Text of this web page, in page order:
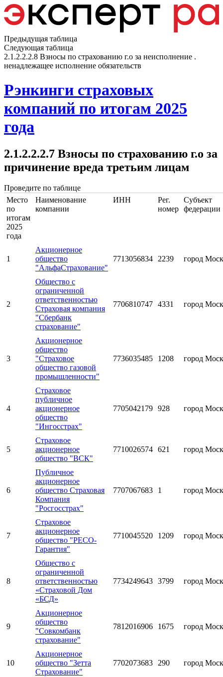
Предыдущая таблица
Следующая таблица
2.1.2.2.2.8 Взносы по страхованию г.о за неисполнение .
ненадлежащее исполнение обязательств
Рэнкинги страховых
компаний по итогам 2025
года
2.1.2.2.2.7 Взносы по страхованию г.о за
причинение вреда третьим лицам
Проведите по таблице
Место
по
итогам
2025
года
Наименование
компании
ИНН
Рег.
номер
Субъект
федерации
1
Акционерное
общество
"АльфаСтрахование"
7713056834 2239 город
2
Общество с
ограниченной
ответственностью
Страховая компания
"Сбербанк
страхование"
7706810747 4331 город
3
Акционерное
общество
"Страховое
общество газовой
промышленности"
7736035485 1208 город
4
Страховое
публичное
акционерное
общество
"Ингосстрах"
7705042179 928 город
5
Страховое
акционерное
общество "ВСК"
7710026574 621 город
6
Публичное
акционерное
общество Страховая
Компания
"Росгосстрах"
7707067683 1 город
7
Страховое
акционерное
общество "РЕСО-
Гарантия"
7710045520 1209 город
8
Общество с
ограниченной
ответственностью
«Страховой Дом
«БСД»
7734249643 3799 город
9
Акционерное
общество
"Совкомбанк
страхование"
7812016906 1675 город
10
Акционерное
общество "Зетта
Страхование"
7702073683 290 город